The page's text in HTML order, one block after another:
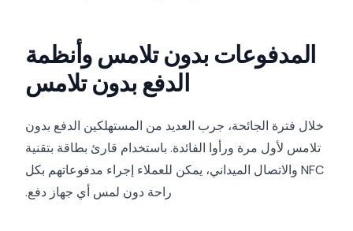
المدفوعات بدون تلامس وأنظمة
الدفع بدون تلامس
خلال فترة الجائحة، جرب العديد من المستهلكين الدفع بدون
تلامس لأول مرة ورأوا الفائدة. باستخدام قارئ بطاقة بتقنية
NFC والاتصال الميداني، يمكن للعملاء إجراء مدفوعاتهم بكل
راحة دون لمس أي جهاز دفع.